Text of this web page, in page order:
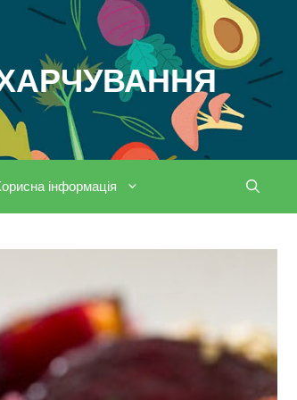
інформація